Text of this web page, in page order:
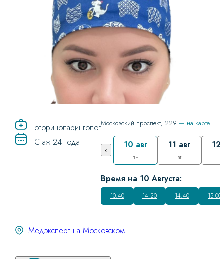
оториноларинголог
Стаж 24 года
Московский проспект, 229 — на карте
‹ 10 авг
пн
11 авг
вт
12
Время на 10 Августа:
10:40 14:20 14:40 15:00
Медэксперт на Московском